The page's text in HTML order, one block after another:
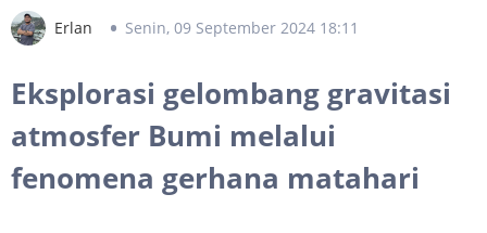
Erlan Senin, 09 September 2024 18:11
Eksplorasi gelombang gravitasi
atmosfer Bumi melalui
fenomena gerhana matahari